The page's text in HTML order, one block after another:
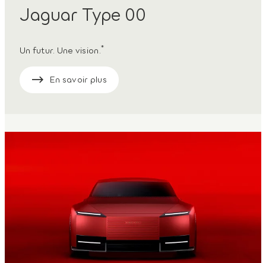
Jaguar Type 00
Un futur. Une vision. *
En savoir plus